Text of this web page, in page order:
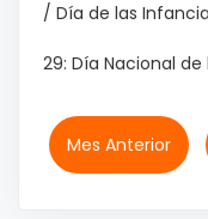
/ Día de las
29: Día Nacional
Mes Anterior